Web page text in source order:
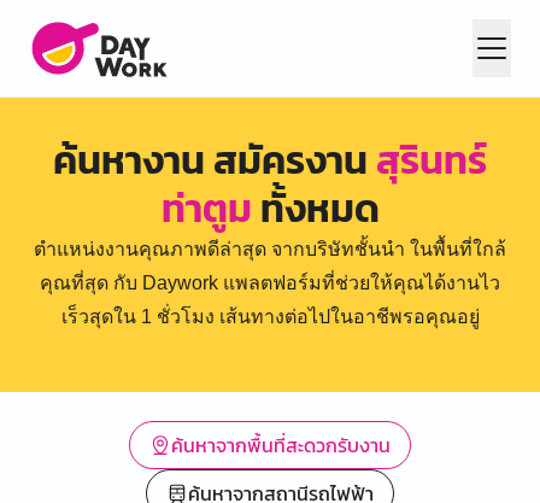
ค้นหางาน สมัครงานสุรินทร์
ท่าตูมทั้งหมด
ตำแหน่งงานคุณภาพดีล่าสุด จากบริษัทชั้นนำ ในพื้นที่ใกล้
คุณที่สุด กับ Daywork แพลตฟอร์มที่ช่วยให้คุณได้งานไว
เร็วสุดใน 1 ชั่วโมง เส้นทางต่อไปในอาชีพรอคุณอยู่
ค้นหาจากพื้นที่สะดวกรับงาน
ค้นหาจากสถานีรถไฟฟ้า